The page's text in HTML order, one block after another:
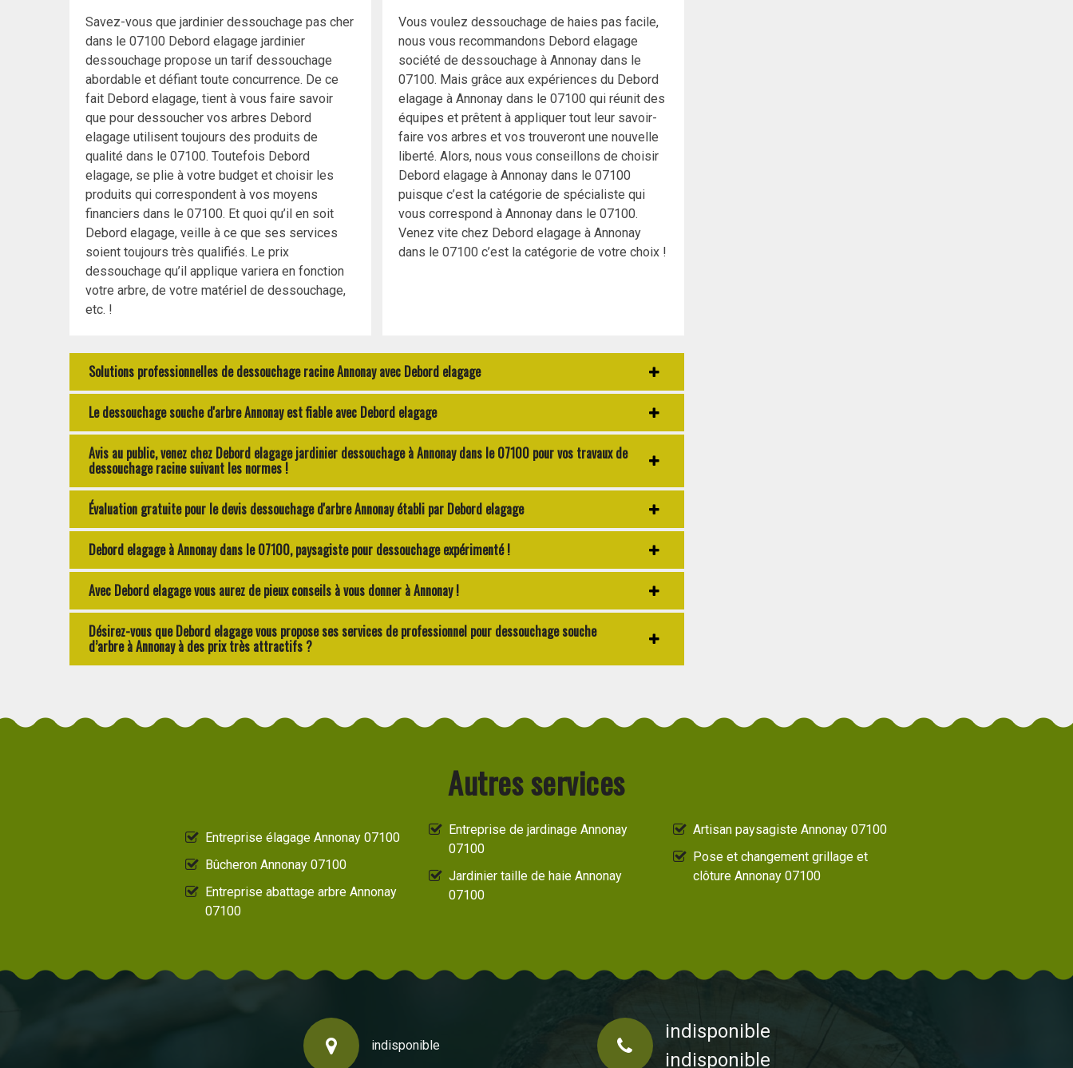
Savez-vous que jardinier dessouchage pas cher
dans le 07100 Debord elagage jardinier
dessouchage propose un tarif dessouchage
abordable et défiant toute concurrence. De ce
fait Debord elagage, tient à vous faire savoir
que pour dessoucher vos arbres Debord
elagage utilisent toujours des produits de
qualité dans le 07100. Toutefois Debord
elagage, se plie à votre budget et choisir les
produits qui correspondent à vos moyens
financiers dans le 07100. Et quoi qu’il en soit
Debord elagage, veille à ce que ses services
soient toujours très qualifiés. Le prix
dessouchage qu’il applique variera en fonction
votre arbre, de votre matériel de dessouchage,
etc. !
Vous voulez dessouchage de haies pas facile,
nous vous recommandons Debord elagage
société de dessouchage à Annonay dans le
07100. Mais grâce aux expériences du Debord
elagage à Annonay dans le 07100 qui réunit des
équipes et prêtent à appliquer tout leur savoir-
faire vos arbres et vos trouveront une nouvelle
liberté. Alors, nous vous conseillons de choisir
Debord elagage à Annonay dans le 07100
puisque c’est la catégorie de spécialiste qui
vous correspond à Annonay dans le 07100.
Venez vite chez Debord elagage à Annonay
dans le 07100 c’est la catégorie de votre choix !
Solutions professionnelles de dessouchage racine Annonay avec Debord elagage
Le dessouchage souche d'arbre Annonay est fiable avec Debord elagage
Avis au public, venez chez Debord elagage jardinier dessouchage à Annonay dans le 07100 pour vos travaux de
dessouchage racine suivant les normes !
Évaluation gratuite pour le devis dessouchage d'arbre Annonay établi par Debord elagage
Debord elagage à Annonay dans le 07100, paysagiste pour dessouchage expérimenté !
Avec Debord elagage vous aurez de pieux conseils à vous donner à Annonay !
Désirez-vous que Debord elagage vous propose ses services de professionnel pour dessouchage souche
d’arbre à Annonay à des prix très attractifs ?
Autres services
Entreprise élagage Annonay 07100
Bûcheron Annonay 07100
Entreprise abattage arbre Annonay
07100
Entreprise de jardinage Annonay
07100
Jardinier taille de haie Annonay
07100
Artisan paysagiste Annonay 07100
Pose et changement grillage et
clôture Annonay 07100
indisponible
indisponible
indisponible